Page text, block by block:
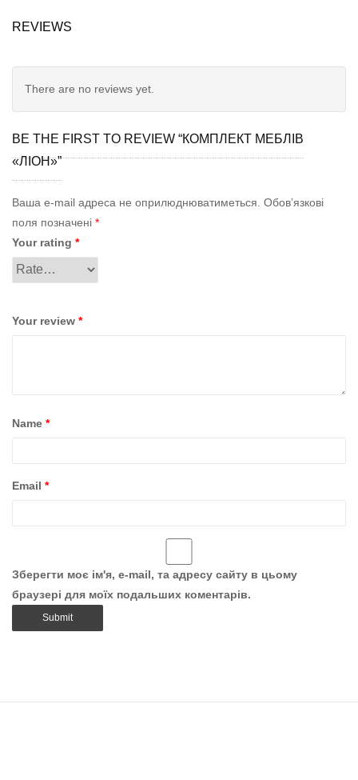
REVIEWS
There are no reviews yet.
BE THE FIRST TO REVIEW “КОМПЛЕКТ МЕБЛІВ
«ЛІОН»”
Ваша e-mail адреса не оприлюднюватиметься. Обов’язкові
поля позначені *
Your rating *
Your review *
Name *
Email *
Зберегти моє ім'я, e-mail, та адресу сайту в цьому
браузері для моїх подальших коментарів.